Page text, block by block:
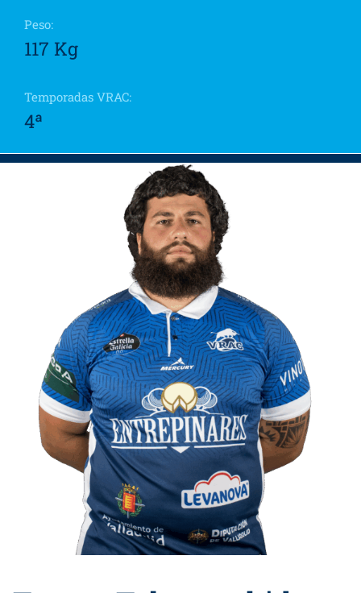
Peso:
117 Kg
Temporadas VRAC:
4ª